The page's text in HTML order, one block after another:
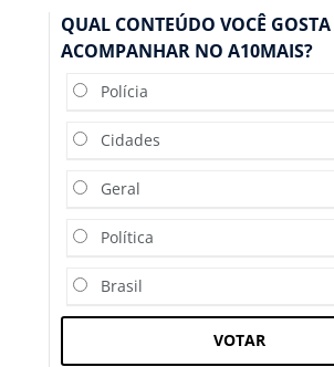
QUAL CONTEÚDO VOCÊ GOSTA
ACOMPANHAR NO A10MAIS?
Polícia
Cidades
Geral
Política
Brasil
VOTAR